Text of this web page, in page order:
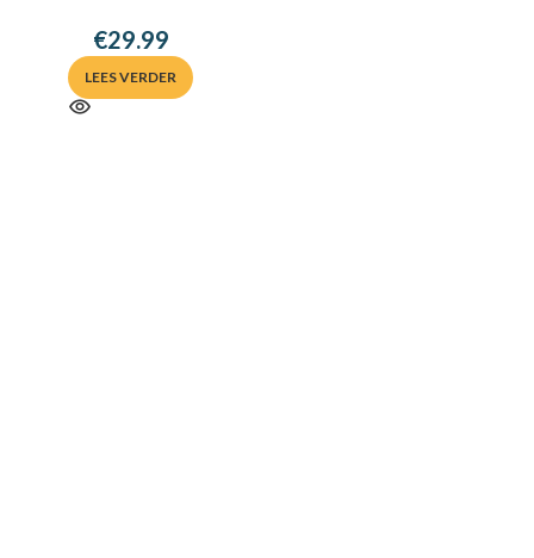
€29.99
LEES VERDER